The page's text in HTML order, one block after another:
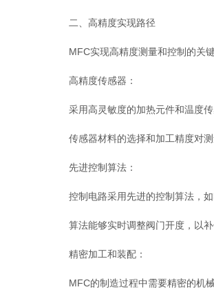
二、高精度实现路径
MFC实现高精度测量和控制的关键
高精度传感器：
采用高灵敏度的加热元件和温度传
传感器材料的选择和加工精度对测
先进控制算法：
控制电路采用先进的控制算法，如
算法能够实时调整阀门开度，以补
精密加工和装配：
MFC的制造过程中需要精密的机械